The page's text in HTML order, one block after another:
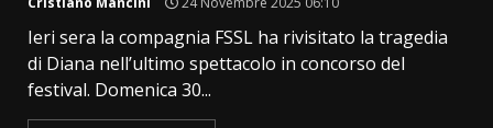
Ieri sera la compagnia FSSL ha rivisitato la tragedia
di Diana nell’ultimo spettacolo in concorso del
festival. Domenica 30...